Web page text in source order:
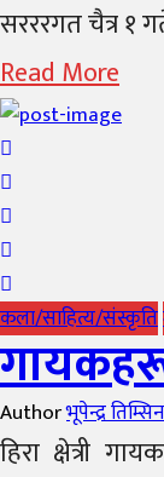
सरररगत चैत्र १
Read More
कला/साहित्य/संस्कृति
Authorभूपेन्द्र
हिरा क्षेत्री